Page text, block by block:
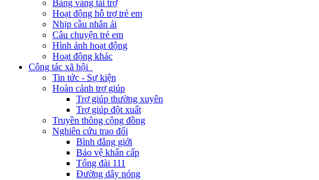
Bảng vàng tài trợ
Hoạt động hỗ trợ trẻ em
Nhịp cầu nhân ái
Câu chuyện trẻ em
Hình ảnh hoạt động
Hoạt động khác
Công tác xã hội
Tin tức - Sự kiện
Hoàn cảnh trợ giúp
Trợ giúp thường xuyên
Trợ giúp đột xuất
Truyền thông cộng đồng
Nghiên cứu trao đổi
Bình đẳng giới
Bảo vệ khẩn cấp
Tổng đài 111
Đường dây nóng